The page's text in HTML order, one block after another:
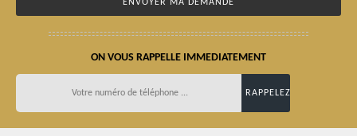
ON VOUS RAPPELLE IMMEDIATEMENT